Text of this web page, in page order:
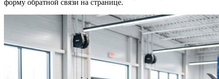
форму обратной связи на странице.